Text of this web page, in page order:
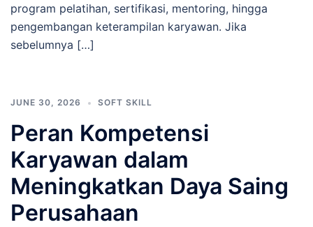
program pelatihan, sertifikasi, mentoring, hingga
pengembangan keterampilan karyawan. Jika
sebelumnya […]
JUNE 30, 2026 SOFT SKILL
Peran Kompetensi
Karyawan dalam
Meningkatkan Daya Saing
Perusahaan